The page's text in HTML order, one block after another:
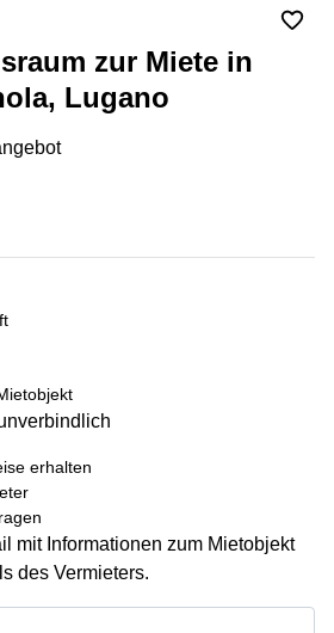
zur Miete in
Lugano
erhalten
mit Informationen zum Mietobjekt
des Vermieters.